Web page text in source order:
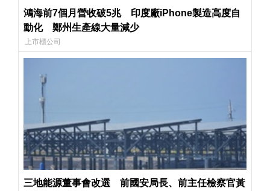
鴻海前7個月營收破5兆 印度廠iPhone製造高度自
動化 鄭州生產線大量減少
上市櫃公司
三地能源董事會改選 前國安局長、前主任檢察官黃